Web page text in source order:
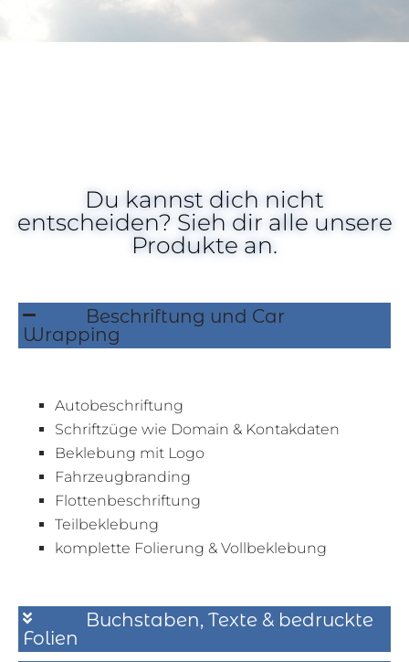
Du kannst dich nicht
entscheiden? Sieh dir alle unsere
Produkte an.
Beschriftung und Car
Wrapping
Autobeschriftung
Schriftzüge wie Domain & Kontakdaten
Beklebung mit Logo
Fahrzeugbranding
Flottenbeschriftung
Teilbeklebung
komplette Folierung & Vollbeklebung
Buchstaben, Texte & bedruckte
Folien